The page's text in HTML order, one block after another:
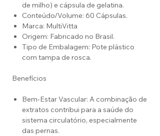
de milho) e cápsula de gelatina.
Conteúdo/Volume: 60 Cápsulas.
Marca: MultiVitta
Origem: Fabricado no Brasil.
Tipo de Embalagem: Pote plástico
com tampa de rosca.
Benefícios
Bem-Estar Vascular: A combinação de
extratos contribui para a saúde do
sistema circulatório, especialmente
das pernas.